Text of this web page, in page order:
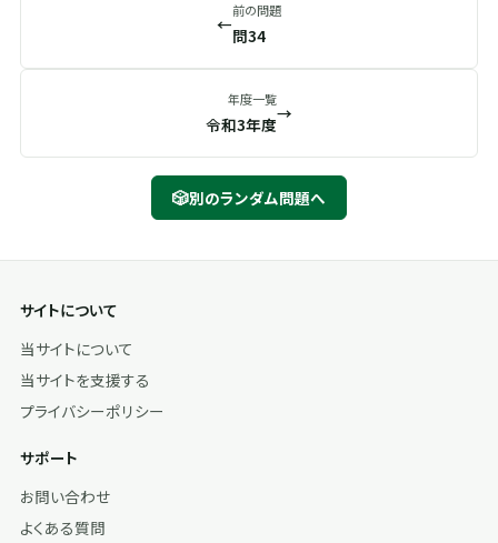
←
前の問題
問34
年度一覧
令和3年度
→
🎲別のランダム問題へ
サイトについて
当サイトについて
当サイトを支援する
プライバシーポリシー
サポート
お問い合わせ
よくある質問